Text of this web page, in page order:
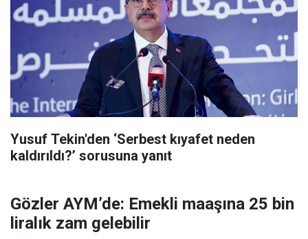
Yusuf Tekin'den ‘Serbest kıyafet neden
kaldırıldı?’ sorusuna yanıt
Gözler AYM’de: Emekli maaşına 25 bin
liralık zam gelebilir